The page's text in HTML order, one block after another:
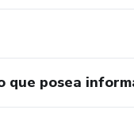
que posea